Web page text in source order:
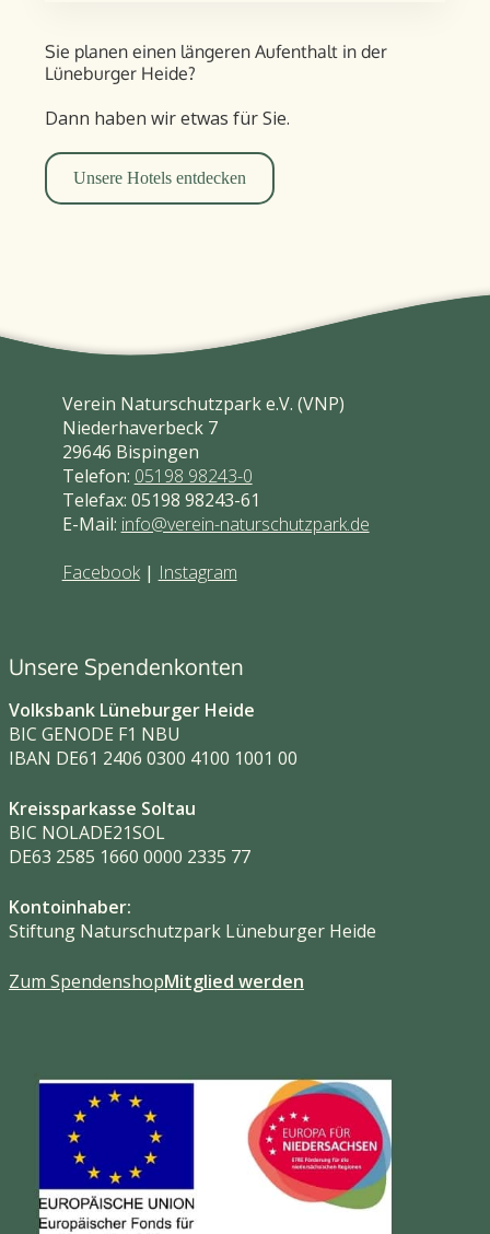
Sie planen einen längeren Aufent­halt in der
Lüneburger Heide?
Dann haben wir etwas für Sie.
Unsere Hotels entdecken
Verein Naturschutzpark e.V. (VNP)
Niederhaverbeck 7
29646 Bispingen
Telefon: 05198 98243-0
Telefax: 05198 98243-61
E-Mail: info@verein-naturschutzpark.de
Facebook| Instagram
Unsere Spendenkonten
Volksbank Lüneburger Heide
BIC GENODE F1 NBU
IBAN DE61 2406 0300 4100 1001 00
Kreissparkasse Soltau
BIC NOLADE21SOL
DE63 2585 1660 0000 2335 77
Kontoinhaber:
Stiftung Naturschutzpark Lüneburger Heide
Zum SpendenshopMitglied werden